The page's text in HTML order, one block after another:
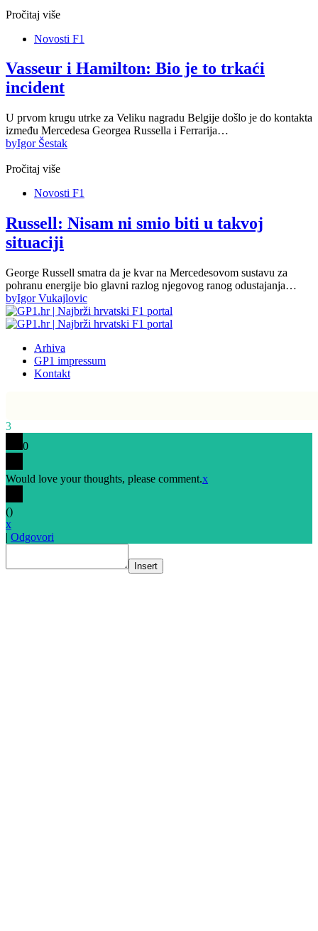
Pročitaj više
Novosti F1
Vasseur i Hamilton: Bio je to trkaći
incident
U prvom krugu utrke za Veliku nagradu Belgije došlo je do kontakta
između Mercedesa Georgea Russella i Ferrarija…
byIgor Šestak
Pročitaj više
Novosti F1
Russell: Nisam ni smio biti u takvoj
situaciji
George Russell smatra da je kvar na Mercedesovom sustavu za
pohranu energije bio glavni razlog njegovog ranog odustajanja…
byIgor Vukajlovic
Arhiva
GP1 impressum
Kontakt
3
0
Would love your thoughts, please comment.x
()
x
| Odgovori
Insert